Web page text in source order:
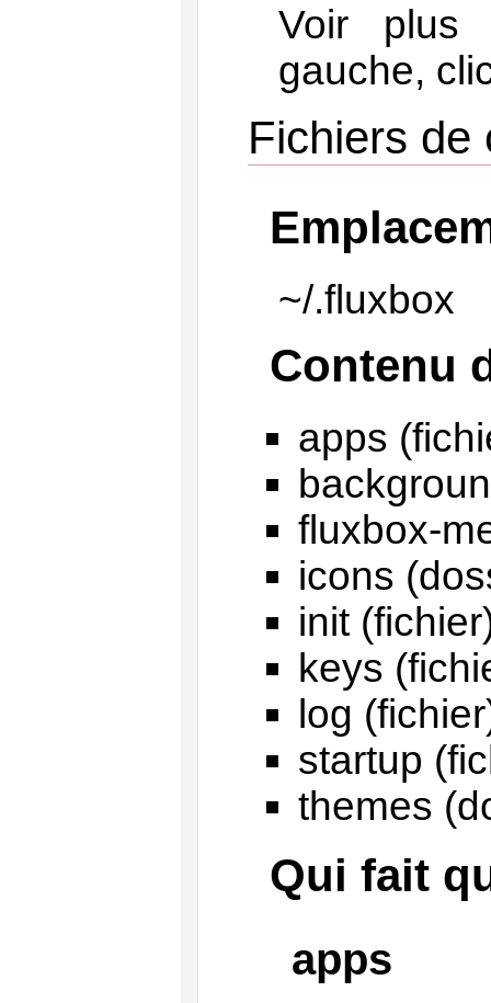
Voir plus
gauche,
Fichiers de
~/.fluxbox
Contenu
apps
fluxbox-
icons
init
keys
log
startup
themes
Qui fait
apps